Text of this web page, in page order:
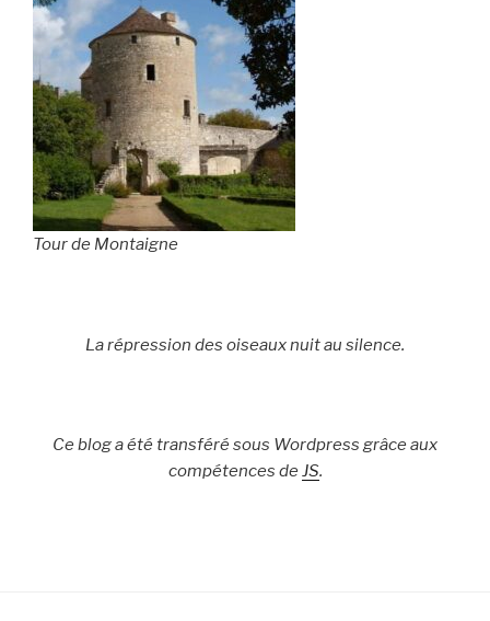
Tour de Montaigne
La répression des oiseaux nuit au silence.
Ce blog a été transféré sous Wordpress grâce aux
compétences de JS.